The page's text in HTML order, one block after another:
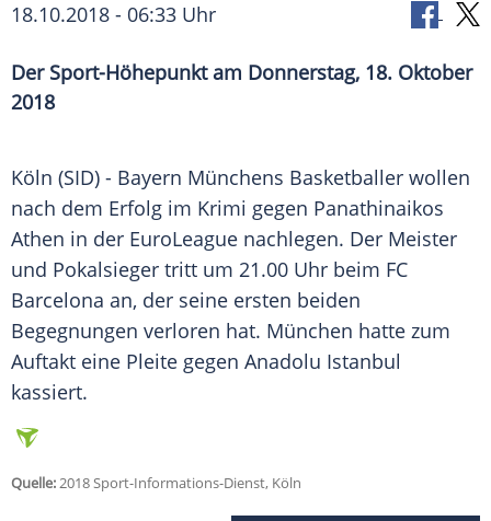
18.10.2018 - 06:33 Uhr
Der Sport-Höhepunkt am Donnerstag, 18. Oktober
2018
Köln (SID) - Bayern Münchens Basketballer wollen
nach dem Erfolg im Krimi gegen Panathinaikos
Athen in der EuroLeague nachlegen. Der Meister
und Pokalsieger tritt um 21.00 Uhr beim FC
Barcelona an, der seine ersten beiden
Begegnungen verloren hat. München hatte zum
Auftakt eine Pleite gegen Anadolu Istanbul
kassiert.
Quelle:2018 Sport-Informations-Dienst, Köln